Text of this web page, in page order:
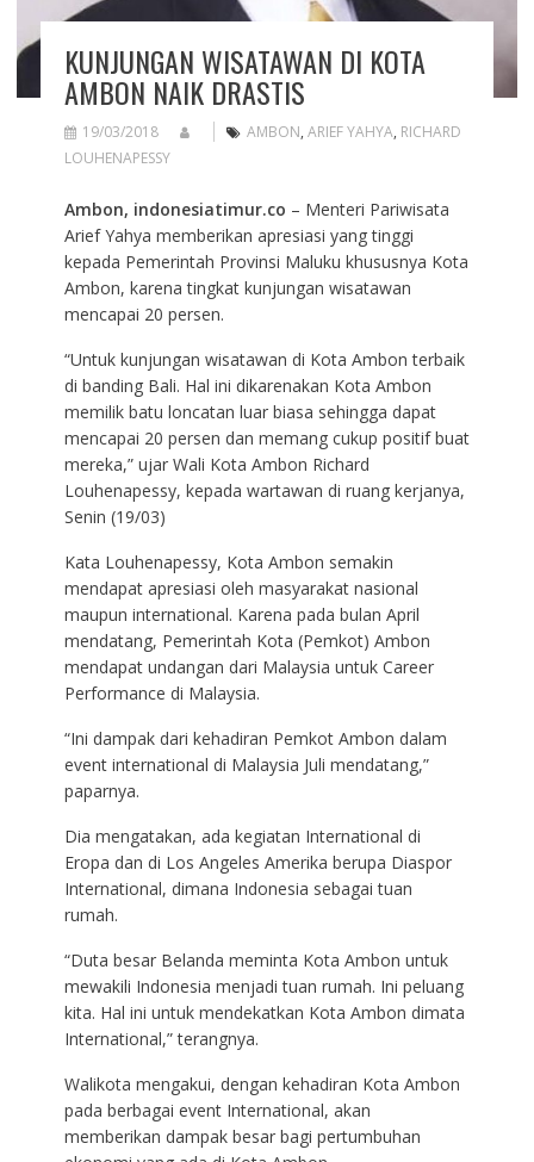
KUNJUNGAN WISATAWAN DI KOTA
AMBON NAIK DRASTIS
19/03/2018 AMBON, ARIEF YAHYA, RICHARD
LOUHENAPESSY
Ambon, indonesiatimur.co – Menteri Pariwisata
Arief Yahya memberikan apresiasi yang tinggi
kepada Pemerintah Provinsi Maluku khususnya Kota
Ambon, karena tingkat kunjungan wisatawan
mencapai 20 persen.
“Untuk kunjungan wisatawan di Kota Ambon terbaik
di banding Bali. Hal ini dikarenakan Kota Ambon
memilik batu loncatan luar biasa sehingga dapat
mencapai 20 persen dan memang cukup positif buat
mereka,” ujar Wali Kota Ambon Richard
Louhenapessy, kepada wartawan di ruang kerjanya,
Senin (19/03)
Kata Louhenapessy, Kota Ambon semakin
mendapat apresiasi oleh masyarakat nasional
maupun international. Karena pada bulan April
mendatang, Pemerintah Kota (Pemkot) Ambon
mendapat undangan dari Malaysia untuk Career
Performance di Malaysia.
“Ini dampak dari kehadiran Pemkot Ambon dalam
event international di Malaysia Juli mendatang,”
paparnya.
Dia mengatakan, ada kegiatan International di
Eropa dan di Los Angeles Amerika berupa Diaspor
International, dimana Indonesia sebagai tuan
rumah.
“Duta besar Belanda meminta Kota Ambon untuk
mewakili Indonesia menjadi tuan rumah. Ini peluang
kita. Hal ini untuk mendekatkan Kota Ambon dimata
International,” terangnya.
Walikota mengakui, dengan kehadiran Kota Ambon
pada berbagai event International, akan
memberikan dampak besar bagi pertumbuhan